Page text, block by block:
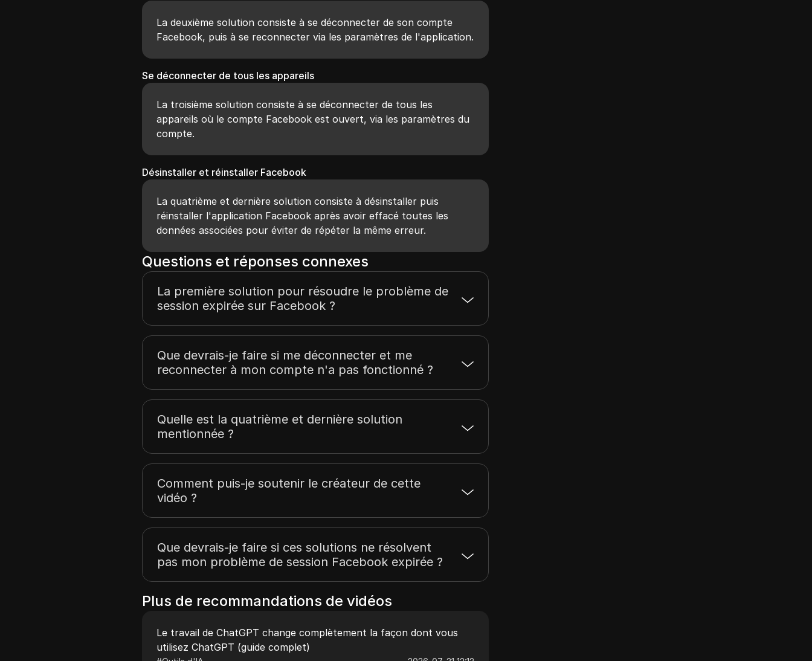
La deuxième solution consiste à se déconnecter de son compte
Facebook, puis à se reconnecter via les paramètres de l'application.
Se déconnecter de tous les appareils
La troisième solution consiste à se déconnecter de tous les
appareils où le compte Facebook est ouvert, via les paramètres du
compte.
Désinstaller et réinstaller Facebook
La quatrième et dernière solution consiste à désinstaller puis
réinstaller l'application Facebook après avoir effacé toutes les
données associées pour éviter de répéter la même erreur.
Questions et réponses connexes
La première solution pour résoudre le problème de
session expirée sur Facebook ?
Que devrais-je faire si me déconnecter et me
reconnecter à mon compte n'a pas fonctionné ?
Quelle est la quatrième et dernière solution
mentionnée ?
Comment puis-je soutenir le créateur de cette
vidéo ?
Que devrais-je faire si ces solutions ne résolvent
pas mon problème de session Facebook expirée ?
Plus de recommandations de vidéos
Le travail de ChatGPT change complètement la façon dont vous
utilisez ChatGPT (guide complet)